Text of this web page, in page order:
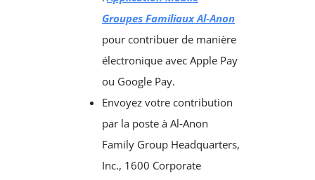
Groupes Familiaux Al‑Anon
pour contribuer de manière
électronique avec Apple Pay
ou Google Pay.
Envoyez votre contribution
par la poste à Al‑Anon
Family Group Headquarters,
Inc., 1600 Corporate